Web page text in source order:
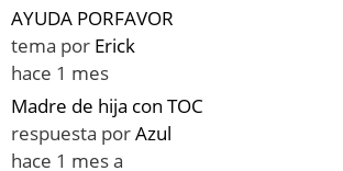
AYUDA PORFAVOR
tema por Erick
hace 1 mes
Madre de hija con TOC
respuesta porAzul
hace 1 mes a